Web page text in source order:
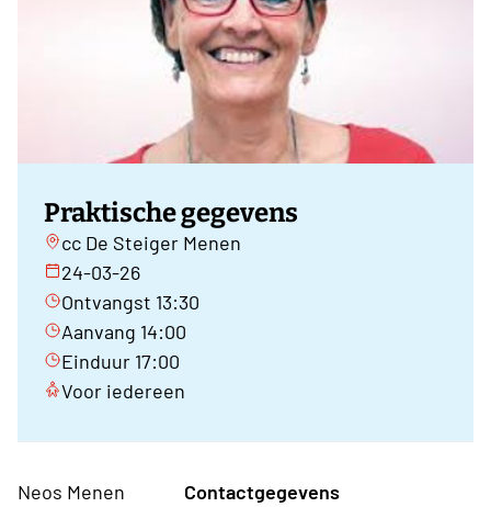
Praktische gegevens
cc De Steiger Menen
24-03-26
Ontvangst 13:30
Aanvang 14:00
Einduur 17:00
Voor iedereen
Neos Menen
Contactgegevens